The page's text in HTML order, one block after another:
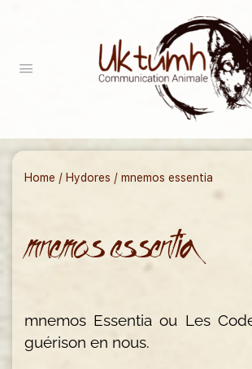
Home / Hydores / mnemos essentia
mnemos essentia
mnemos Essentia ou Les
guérison en nous.